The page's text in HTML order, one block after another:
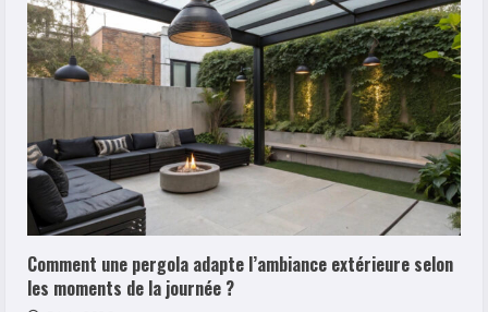
Comment une pergola adapte l’ambiance extérieure selon
les moments de la journée ?